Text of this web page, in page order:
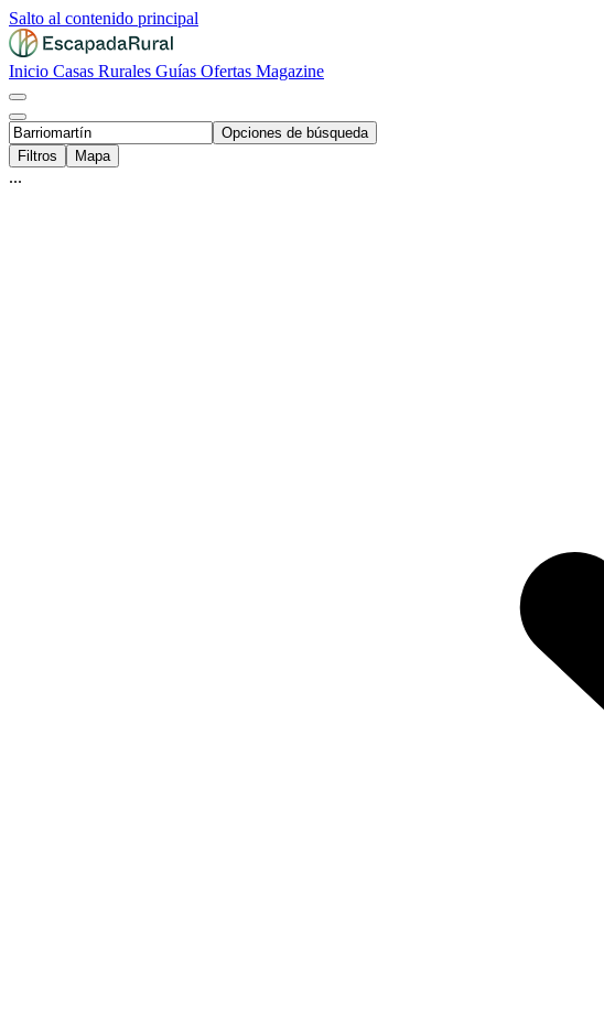
Salto al contenido principal
Inicio Casas Rurales Guías Ofertas Magazine
Opciones de búsqueda
Filtros
Mapa
...